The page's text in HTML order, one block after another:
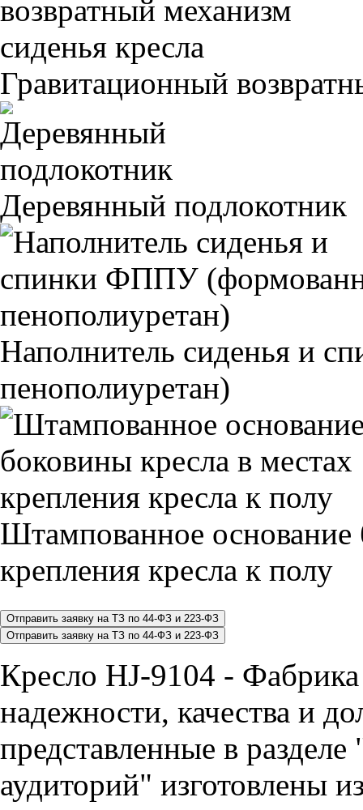
Гравитационный
Деревянный подлокотник
Наполнитель сиденья и
пенополиуретан)
Штампованное основание
крепления кресла к полу
Кресло HJ-9104 -
надежности, качества и
представленные в
аудиторий" изготовлены